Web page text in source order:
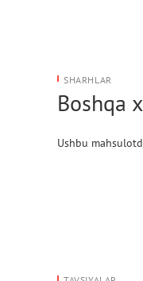
SHARHLAR
Boshqa
Ushbu